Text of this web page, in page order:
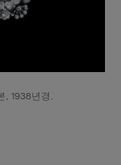
, 1938년경.